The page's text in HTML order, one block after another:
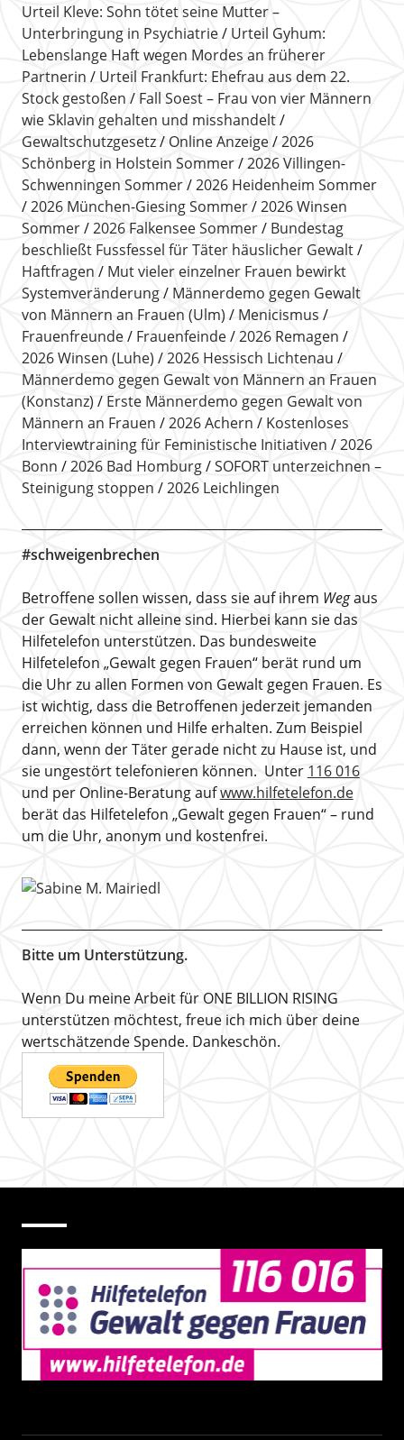
Urteil Kleve: Sohn tötet seine Mutter –
Unterbringung in Psychiatrie
Urteil Gyhum:
Lebenslange Haft wegen Mordes an früherer
Partnerin
Urteil Frankfurt: Ehefrau aus dem 22.
Stock gestoßen
Fall Soest – Frau von vier Männern
wie Sklavin gehalten und misshandelt
Gewaltschutzgesetz
Online Anzeige
2026
Schönberg in Holstein Sommer
2026 Villingen-
Schwenningen Sommer
2026 Heidenheim Sommer
2026 München-Giesing Sommer
2026 Winsen
Sommer
2026 Falkensee Sommer
Bundestag
beschließt Fussfessel für Täter häuslicher Gewalt
Haftfragen
Mut vieler einzelner Frauen bewirkt
Systemveränderung
Männerdemo gegen Gewalt
von Männern an Frauen (Ulm)
Menicismus
Frauenfreunde
Frauenfeinde
2026 Remagen
2026 Winsen (Luhe)
2026 Hessisch Lichtenau
Männerdemo gegen Gewalt von Männern an Frauen
(Konstanz)
Erste Männerdemo gegen Gewalt von
Männern an Frauen
2026 Achern
Kostenloses
Interviewtraining für Feministische Initiativen
2026
Bonn
2026 Bad Homburg
SOFORT unterzeichnen –
Steinigung stoppen
2026 Leichlingen
#schweigenbrechen
Betroffene sollen wissen, dass sie auf ihrem Wegaus
der Gewalt nicht alleine sind. Hierbei kann sie das
Hilfetelefon unterstützen. Das bundesweite
Hilfetelefon „Gewalt gegen Frauen“ berät rund um
die Uhr zu allen Formen von Gewalt gegen Frauen. Es
ist wichtig, dass die Betroffenen jederzeit jemanden
erreichen können und Hilfe erhalten. Zum Beispiel
dann, wenn der Täter gerade nicht zu Hause ist, und
sie ungestört telefonieren können. Unter 116 016
und per Online-Beratung aufwww.hilfetelefon.de
berät das Hilfetelefon „Gewalt gegen Frauen“ – rund
um die Uhr, anonym und kostenfrei.
Bitte um Unterstützung.
Wenn Du meine Arbeit für ONE BILLION RISING
unterstützen möchtest, freue ich mich über deine
wertschätzende Spende. Dankeschön.